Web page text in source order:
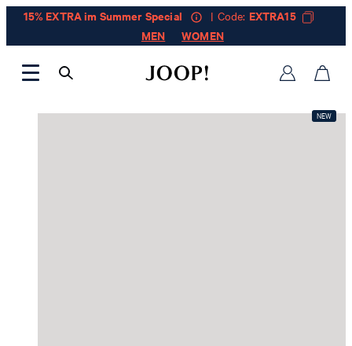
15% EXTRA im Summer Special | Code: EXTRA15
MEN
WOMEN